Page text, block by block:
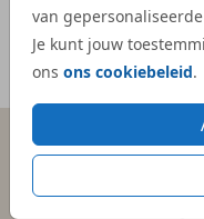
van
Je kunt jouw
ons ons cookiebeleid.